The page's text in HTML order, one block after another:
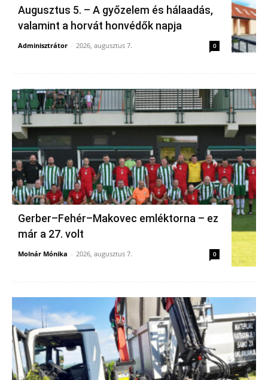
Augusztus 5. – A győzelem és hálaadás,
valamint a horvát honvédők napja
Adminisztrátor - 2026, augusztus 7. 0
Gerber–Fehér–Makovec emléktorna – ez
már a 27. volt
Molnár Mónika - 2026, augusztus 7. 0